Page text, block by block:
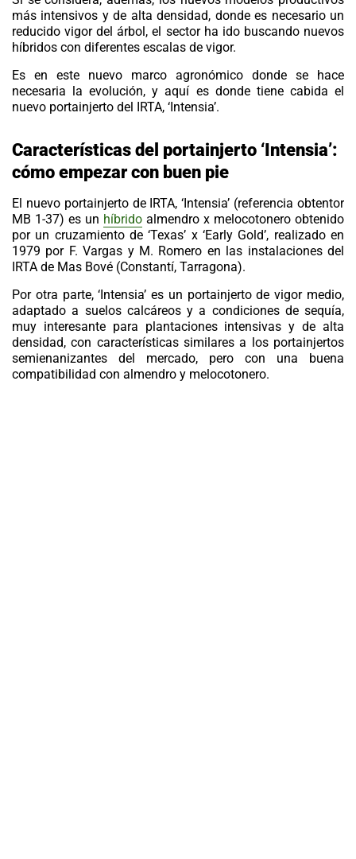
más intensivos y de alta densidad, donde es necesario un
reducido vigor del árbol, el sector ha ido buscando nuevos
híbridos con diferentes escalas de vigor.
Es en este nuevo marco agronómico donde se hace
necesaria la evolución, y aquí es donde tiene cabida el
nuevo portainjerto del IRTA, ‘Intensia’.
Características del portainjerto ‘Intensia’:
cómo empezar con buen pie
El nuevo portainjerto de IRTA, ‘Intensia’ (referencia obtentor
MB 1-37) es un híbrido almendro x melocotonero obtenido
por un cruzamiento de ‘Texas’ x ‘Early Gold’, realizado en
1979 por F. Vargas y M. Romero en las instalaciones del
IRTA de Mas Bové (Constantí, Tarragona).
Por otra parte, ‘Intensia’ es un portainjerto de vigor medio,
adaptado a suelos calcáreos y a condiciones de sequía,
muy interesante para plantaciones intensivas y de alta
densidad, con características similares a los portainjertos
semienanizantes del mercado, pero con una buena
compatibilidad con almendro y melocotonero.